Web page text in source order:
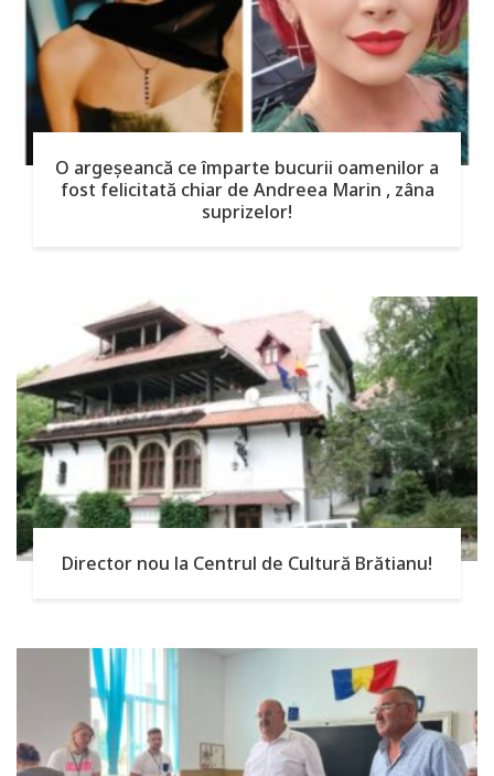
O argeşeancă ce împarte bucurii oamenilor a
fost felicitată chiar de Andreea Marin , zâna
suprizelor!
Director nou la Centrul de Cultură Brătianu!